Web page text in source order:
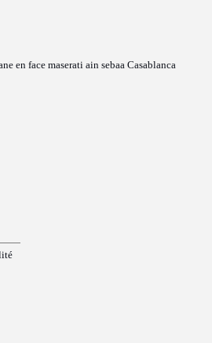
en face maserati ain sebaa Casablanca